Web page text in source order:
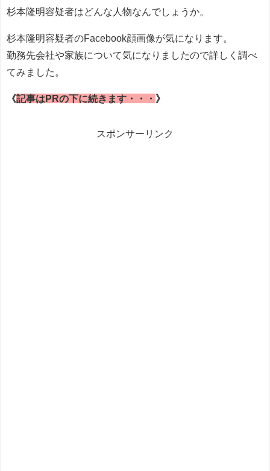
杉本隆明容疑者はどんな人物なんでしょうか。
杉本隆明容疑者のFacebook顔画像が気になります。
勤務先会社や家族について気になりましたので詳しく調べ
てみました。
《記事はPRの下に続きます・・・ 》
スポンサーリンク